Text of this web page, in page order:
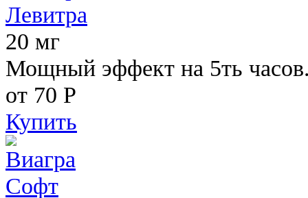
Левитра
20 мг
Мощный эффект на 5ть
от 70 Р
Купить